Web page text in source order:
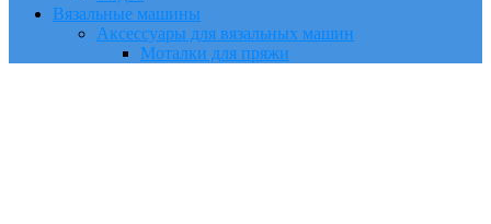
Вязальные машины
Аксессуары для вязальных машин
Моталки для пряжи